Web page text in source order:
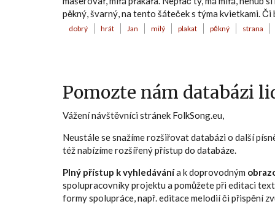
pěkný, švarný, na tento šáteček s týma kvietkami.
dobrý hrát Jan milý plakat pěkný strana
Pomozte nám databázi
Vážení návštěvníci stránek FolkSong.eu,
Neustále se snažíme rozšiřovat databázi o další
též nabízíme rozšířený přístup do databáze.
Plný přístup k vyhledávánía k doprovodným
spolupracovníky projektu a pomůžete při editaci
formy spolupráce, např. editace melodií či přispění